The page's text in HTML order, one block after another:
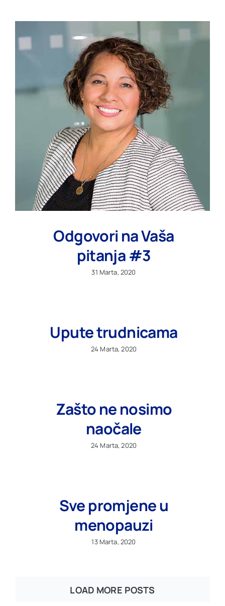
Odgovori na Vaša
pitanja #3
31 Marta, 2020
Upute trudnicama
24 Marta, 2020
Zašto ne nosimo
naočale
24 Marta, 2020
Sve promjene u
menopauzi
13 Marta, 2020
LOAD MORE POSTS